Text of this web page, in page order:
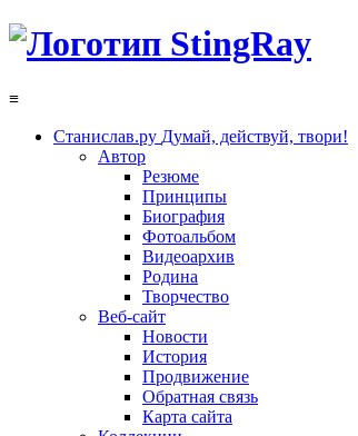
≡
Станислав.ру Думай, действуй, твори!
Автор
Резюме
Принципы
Биография
Фотоальбом
Видеоархив
Родина
Творчество
Веб-сайт
Новости
История
Продвижение
Обратная связь
Карта сайта